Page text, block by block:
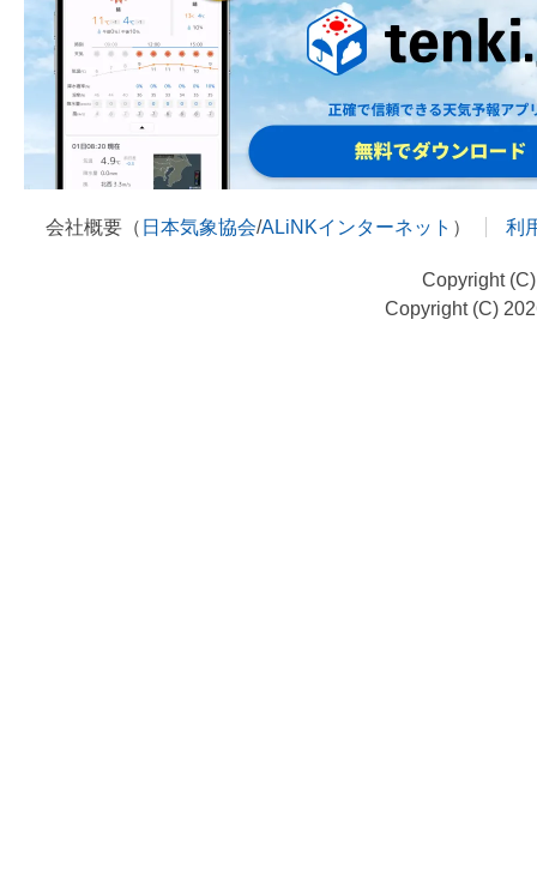
会社概要（ 日本気象協会/ALiNKインターネット ） 利
Copyright
Copyright (C)